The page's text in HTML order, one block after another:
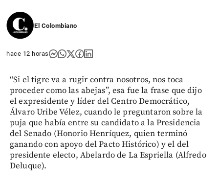
El Colombiano
hace 12 horas
“Si el tigre va a rugir contra nosotros, nos toca
proceder como las abejas”, esa fue la frase que dijo
el expresidente y líder del Centro Democrático,
Álvaro Uribe Vélez, cuando le preguntaron sobre la
puja que había entre su candidato a la Presidencia
del Senado (Honorio Henríquez, quien terminó
ganando con apoyo del Pacto Histórico) y el del
presidente electo, Abelardo de La Espriella (Alfredo
Deluque).